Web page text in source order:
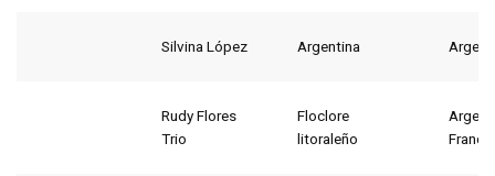
Silvina López Argentina
Rudy Flores
Trio
Floclore
litoraleño
Francia